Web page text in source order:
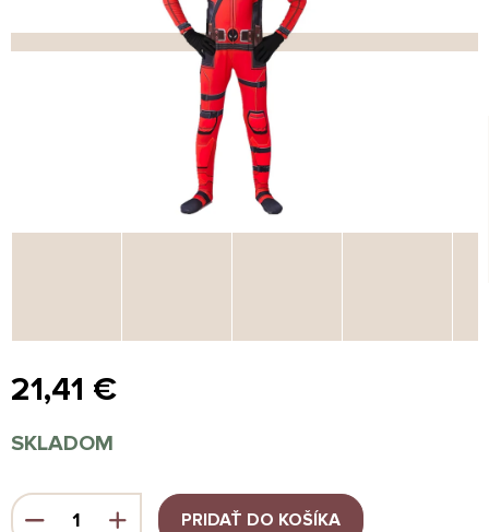
HVIEZDIČIEK.
21,41 €
cena:
SKLADOM
PRIDAŤ DO KOŠÍKA